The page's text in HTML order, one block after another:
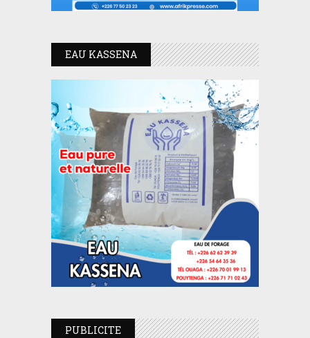
EAU KASSENA
PUBLICITE